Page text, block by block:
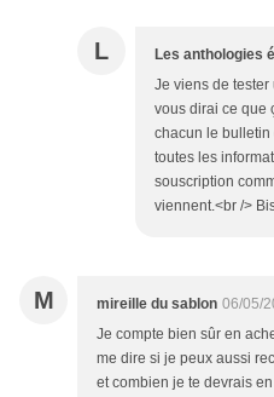
L Les anthologies
Je viens de tester
vous dirai ce que
chacun le
toutes les
souscription
viennent.<br />
M mireille du sablon 06/05/
Je compte bien sûr en
me dire si je peux aussi
et combien je te devrais